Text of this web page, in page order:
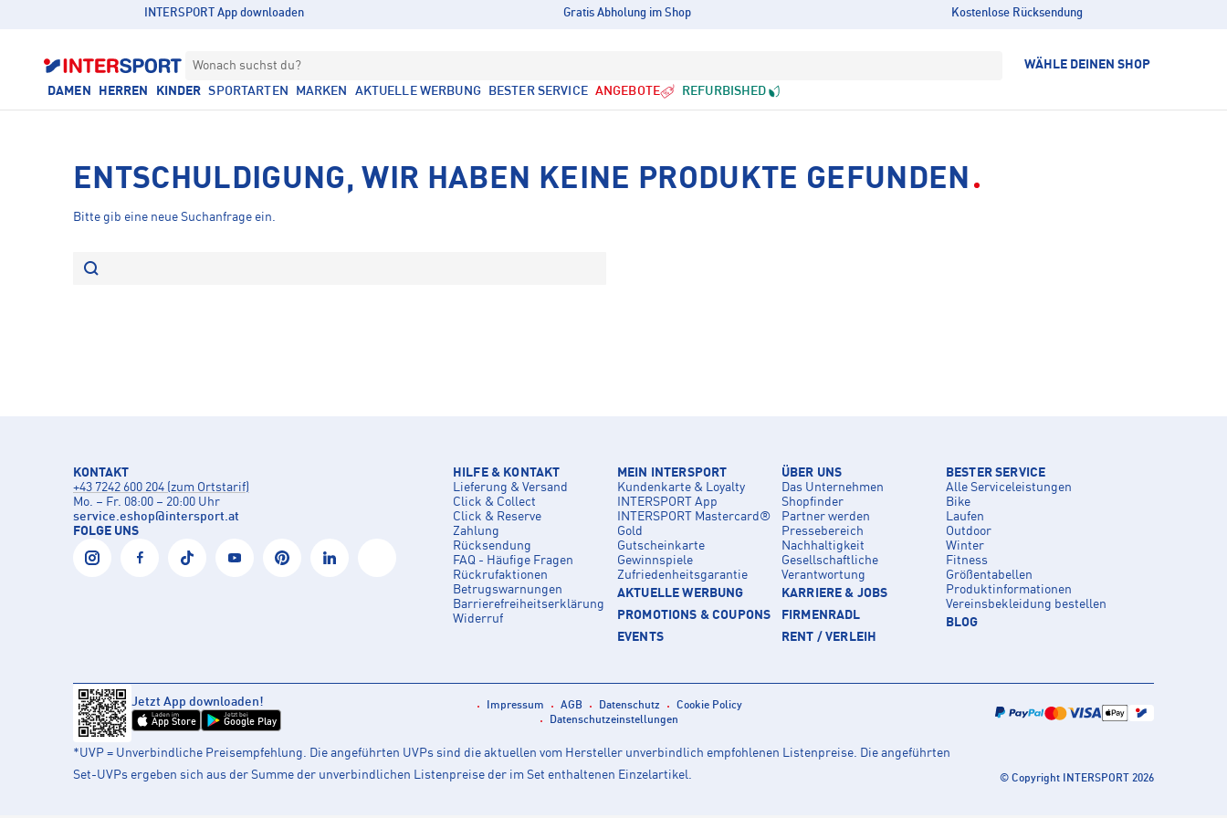
INTERSPORT App downloaden Gratis Abholung im Shop Kostenlose Rücksendung
Wonach suchst du? WÄHLE DEINEN SHOP
DAMEN HERREN KINDER SPORTARTEN MARKEN AKTUELLE WERBUNG BESTER SERVICE ANGEBOTE REFURBISHED
ENTSCHULDIGUNG, WIR HABEN KEINE PRODUKTE GEFUNDEN
Bitte gib eine neue Suchanfrage ein.
KONTAKT
+43 7242 600 204 (zum Ortstarif)
Mo. – Fr. 08:00 – 20:00 Uhr
service.eshop@intersport.at
FOLGE UNS
HILFE & KONTAKT
Lieferung & Versand
Click & Collect
Click & Reserve
Zahlung
Rücksendung
FAQ - Häufige Fragen
Rückrufaktionen
Betrugswarnungen
Barrierefreiheitserklärung
Widerruf
MEIN INTERSPORT
Kundenkarte & Loyalty
INTERSPORT App
INTERSPORT Mastercard®
Gold
Gutscheinkarte
Gewinnspiele
Zufriedenheitsgarantie
AKTUELLE WERBUNG
PROMOTIONS & COUPONS
EVENTS
ÜBER UNS
Das Unternehmen
Shopfinder
Partner werden
Pressebereich
Nachhaltigkeit
Gesellschaftliche
Verantwortung
KARRIERE & JOBS
FIRMENRADL
RENT / VERLEIH
BESTER SERVICE
Alle Serviceleistungen
Bike
Laufen
Outdoor
Winter
Fitness
Größentabellen
Produktinformationen
Vereinsbekleidung bestellen
BLOG
Jetzt App downloaden!
Laden im
App Store
Jetzt bei
Google Play
Impressum AGB Datenschutz
Cookie Policy
Datenschutzeinstellungen
*UVP = Unverbindliche Preisempfehlung. Die angeführten UVPs sind die aktuellen vom Hersteller unverbindlich empfohlenen Listenpreise. Die angeführten
Set-UVPs ergeben sich aus der Summe der unverbindlichen Listenpreise der im Set enthaltenen Einzelartikel.
© Copyright INTERSPORT 2026